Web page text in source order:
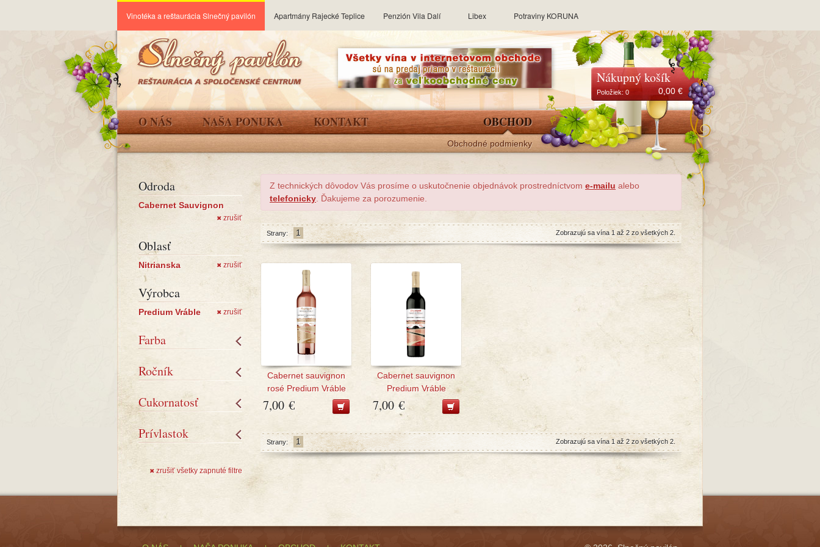
Vinotéka a reštaurácia Slnečný pavilón Apartmány Rajecké Teplice Penzión Vila Dalí Libex Potraviny KORUNA
Nákupný košík
Položiek: 0 0,00 €
O NÁS NAŠA PONUKA KONTAKT OBCHOD
Obchodné podmienky
Odroda
Cabernet Sauvignon
✖ zrušiť
Oblasť
Nitrianska ✖ zrušiť
Výrobca
Predium Vráble ✖ zrušiť
Farba
Ročník
Cukornatosť
Prívlastok
✖ zrušiť všetky zapnuté filtre
Z technických dôvodov Vás prosíme o uskutočnenie objednávok prostredníctvom e-mailu alebo
telefonicky . Ďakujeme za porozumenie.
Zobrazujú sa vína 1 až 2 zo všetkých 2.
Strany: 1
Cabernet sauvignon
rosé Predium Vráble
7,00 €
Cabernet sauvignon
Predium Vráble
7,00 €
Zobrazujú sa vína 1 až 2 zo všetkých 2.
Strany: 1